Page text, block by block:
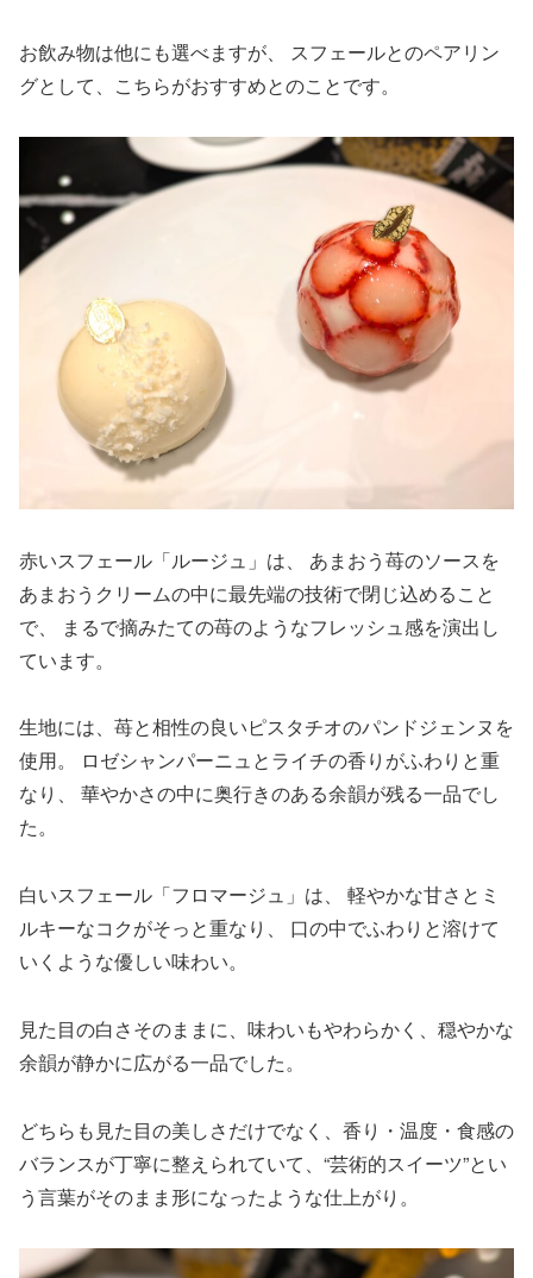
お飲み物は他にも選べますが、 スフェールとのペアリン
グとして、こちらがおすすめとのことです。
赤いスフェール「ルージュ」は、 あまおう苺のソースを
あまおうクリームの中に最先端の技術で閉じ込めること
で、 まるで摘みたての苺のようなフレッシュ感を演出し
ています。
生地には、苺と相性の良いピスタチオのパンドジェンヌを
使用。 ロゼシャンパーニュとライチの香りがふわりと重
なり、 華やかさの中に奥行きのある余韻が残る一品でし
た。
白いスフェール「フロマージュ」は、 軽やかな甘さとミ
ルキーなコクがそっと重なり、 口の中でふわりと溶けて
いくような優しい味わい。
見た目の白さそのままに、味わいもやわらかく、穏やかな
余韻が静かに広がる一品でした。
どちらも見た目の美しさだけでなく、香り・温度・食感の
バランスが丁寧に整えられていて、“芸術的スイーツ”とい
う言葉がそのまま形になったような仕上がり。